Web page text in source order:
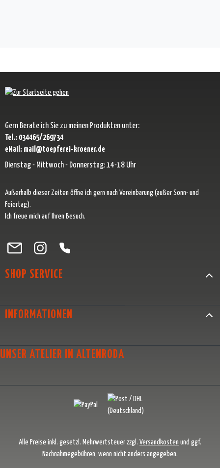
Gern Berate ich Sie zu meinen Produkten unter:
Tel.: 034465/269734
eMail: mail@toepferei-kroener.de
Dienstag - Mittwoch - Donnerstag: 14-18 Uhr
Außerhalb dieser Zeiten öffne ich gern nach Vereinbarung (außer Sonn- und
Feiertag).
Ich freue mich auf Ihren Besuch.
Besuche uns auf Facebook – öffnet in neuem Tab (externer Link)
Schau auf Instagram vorbei – öffnet in neuem Tab (externer Link)
Lass dich auf Pinterest inspirieren – öffnet in neuem Tab
Folge uns auf X – öffnet in neuem Tab (externer Link)
SHOP SERVICE
INFORMATIONEN
UNSER ATELIER IN ALTENRODA
Alle Preise inkl. gesetzl. Mehrwertsteuer zzgl. Versandkosten und ggf.
Nachnahmegebühren, wenn nicht anders angegeben.